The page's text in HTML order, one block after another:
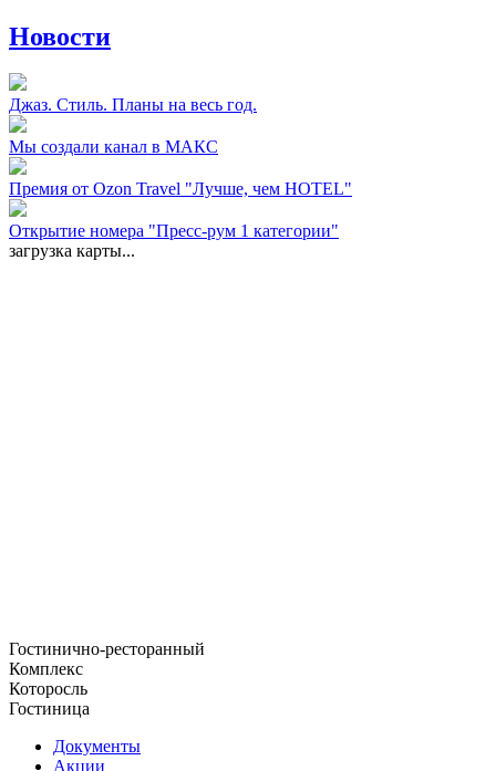
Новости
Джаз. Стиль. Планы на весь год.
Мы создали канал в МАКС
Премия от Ozon Travel "Лучше, чем HOTEL"
Открытие номера "Пресс-рум 1 категории"
загрузка карты...
Гостинично-ресторанный
Комплекс
Которосль
Гостиница
Документы
Акции